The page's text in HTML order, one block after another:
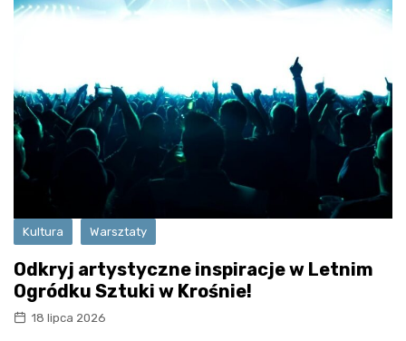
Kultura Warsztaty
Odkryj artystyczne inspiracje w Letnim
Ogródku Sztuki w Krośnie!
18 lipca 2026